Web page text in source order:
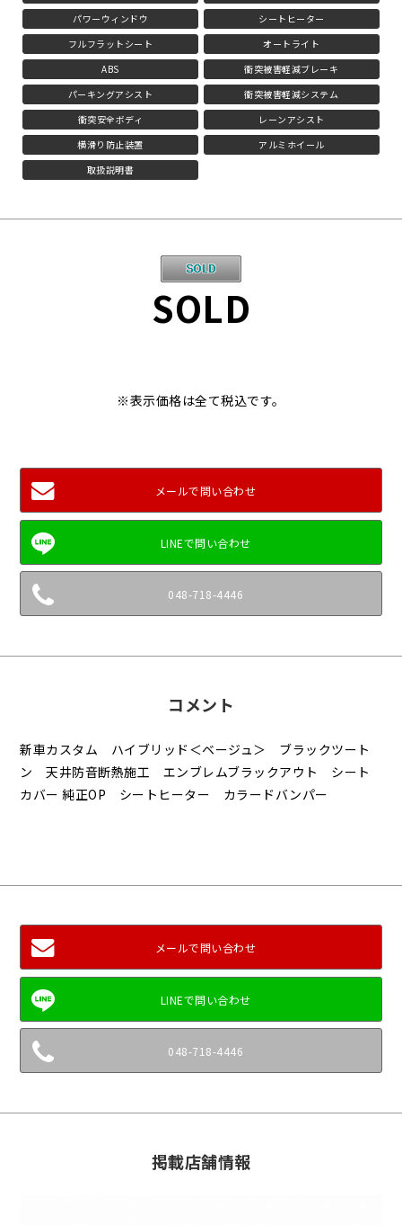
パワーウィンドウ
シートヒーター
フルフラットシート
オートライト
ABS
衝突被害軽減ブレーキ
パーキングアシスト
衝突被害軽減システム
衝突安全ボディ
レーンアシスト
横滑り防止装置
アルミホイール
取扱説明書
SOLD
※表示価格は全て税込です。
メールで問い合わせ
048-718-4446
コメント
新車カスタム ハイブリッド＜ベージュ＞ ブラックツート
ン 天井防音断熱施工 エンブレムブラックアウト シート
カバー 純正OP シートヒーター カラードバンパー
メールで問い合わせ
048-718-4446
掲載店舗情報